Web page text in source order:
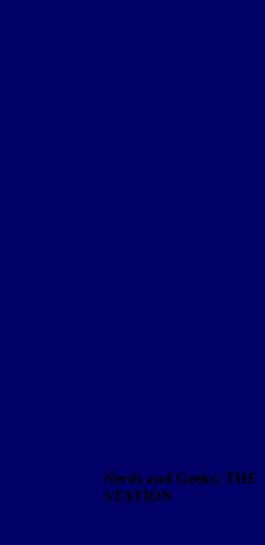
Nerds and Geeks: THE
STATION